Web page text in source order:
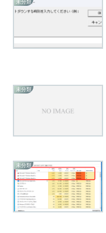
未分類
未分類
未分類